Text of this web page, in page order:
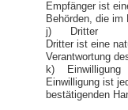
Empfänger ist
Behörden, die
j) Dritter
Dritter ist eine
Verantwortung
k) Einwilligung
Einwilligung ist
bestätigenden